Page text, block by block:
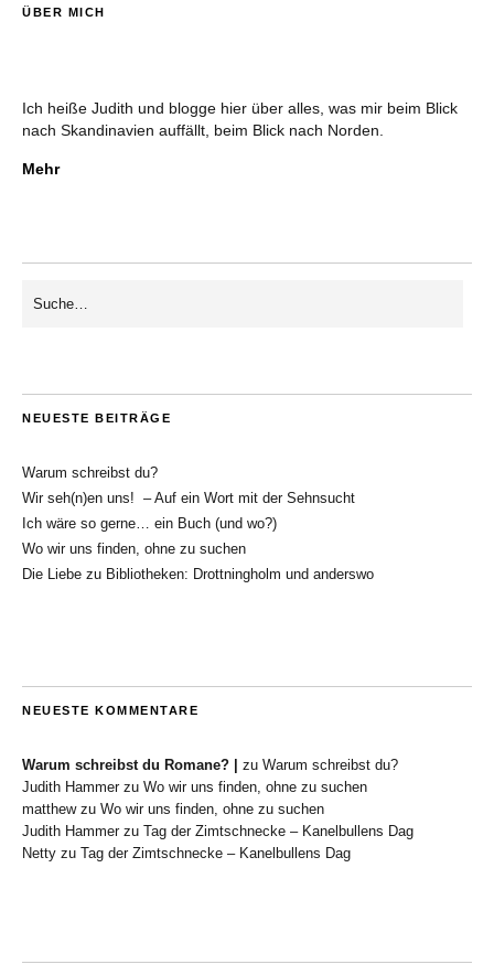
ÜBER MICH
Ich heiße Judith und blogge hier über alles, was mir beim Blick
nach Skandinavien auffällt, beim Blick nach Norden.
Mehr
NEUESTE BEITRÄGE
Warum schreibst du?
Wir seh(n)en uns! – Auf ein Wort mit der Sehnsucht
Ich wäre so gerne… ein Buch (und wo?)
Wo wir uns finden, ohne zu suchen
Die Liebe zu Bibliotheken: Drottningholm und anderswo
NEUESTE KOMMENTARE
Warum schreibst du Romane? | zu Warum schreibst du?
Judith Hammerzu Wo wir uns finden, ohne zu suchen
matthewzu Wo wir uns finden, ohne zu suchen
Judith Hammerzu Tag der Zimtschnecke – Kanelbullens Dag
Netty zu Tag der Zimtschnecke – Kanelbullens Dag